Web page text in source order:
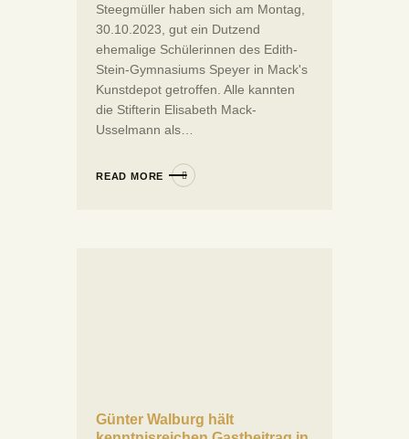
Steegmüller haben sich am Montag,
30.10.2023, gut ein Dutzend
ehemalige Schülerinnen des Edith-
Stein-Gymnasiums Speyer in Mack's
Kunstdepot getroffen. Alle kannten
die Stifterin Elisabeth Mack-
Usselmann als…
READ MORE
Günter Walburg hält